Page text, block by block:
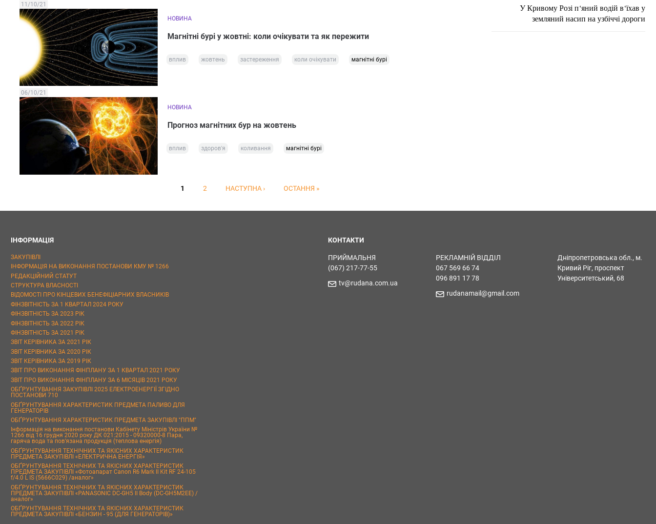
11/10/21
НОВИНА
Магнітні бурі у жовтні: коли очікувати та як пережити
вплив жовтень застереження коли очікувати магнітні бурі
06/10/21
НОВИНА
Прогноз магнітних бур на жовтень
вплив здоров'я коливання магнітні бурі
1 2 НАСТУПНА › ОСТАННЯ »
У Кривому Розі п‘яний водій в‘їхав у
земляний насип на узбіччі дороги
ІНФОРМАЦІЯ
ЗАКУПІВЛІ
ІНФОРМАЦІЯ НА ВИКОНАННЯ ПОСТАНОВИ КМУ № 1266
РЕДАКЦІЙНИЙ СТАТУТ
СТРУКТУРА ВЛАСНОСТІ
ВІДОМОСТІ ПРО КІНЦЕВИХ БЕНЕФІЦІАРНИХ ВЛАСНИКІВ
ФІНЗВІТНІСТЬ ЗА 1 КВАРТАЛ 2024 РОКУ
ФІНЗВІТНІСТЬ ЗА 2023 РІК
ФІНЗВІТНІСТЬ ЗА 2022 РІК
ФІНЗВІТНІСТЬ ЗА 2021 РІК
ЗВІТ КЕРІВНИКА ЗА 2021 РІК
ЗВІТ КЕРІВНИКА ЗА 2020 РІК
ЗВІТ КЕРІВНИКА ЗА 2019 РІК
ЗВІТ ПРО ВИКОНАННЯ ФІНПЛАНУ ЗА 1 КВАРТАЛ 2021 РОКУ
ЗВІТ ПРО ВИКОНАННЯ ФІНПЛАНУ ЗА 6 МІСЯЦІВ 2021 РОКУ
ОБҐРУНТУВАННЯ ЗАКУПІВЛІ 2025 ЕЛЕКТРОЕНЕРГІЇ ЗГІДНО
ПОСТАНОВИ 710
ОБҐРУНТУВАННЯ ХАРАКТЕРИСТИК ПРЕДМЕТА ПАЛИВО ДЛЯ
ГЕНЕРАТОРІВ
ОБҐРУНТУВАННЯ ХАРАКТЕРИСТИК ПРЕДМЕТА ЗАКУПІВЛІ "ППМ"
Інформація на виконання постанови Кабінету Міністрів України №
1266 від 16 грудня 2020 року ДК 021:2015 - 09320000-8 Пара,
гаряча вода та пов’язана продукція (теплова енергія)
ОБҐРУНТУВАННЯ ТЕХНІЧНИХ ТА ЯКІСНИХ ХАРАКТЕРИСТИК
ПРЕДМЕТА ЗАКУПІВЛІ «ЕЛЕКТРИЧНА ЕНЕРГІЯ»
ОБҐРУНТУВАННЯ ТЕХНІЧНИХ ТА ЯКІСНИХ ХАРАКТЕРИСТИК
ПРЕДМЕТА ЗАКУПІВЛІ «Фотоапарат Canon R6 Mark II Kit RF 24-105
f/4.0 L IS (5666C029) /аналог»
ОБҐРУНТУВАННЯ ТЕХНІЧНИХ ТА ЯКІСНИХ ХАРАКТЕРИСТИК
ПРЕДМЕТА ЗАКУПІВЛІ «PANASONIC DC-GH5 II Body (DC-GH5M2EE) /
аналог»
ОБҐРУНТУВАННЯ ТЕХНІЧНИХ ТА ЯКІСНИХ ХАРАКТЕРИСТИК
ПРЕДМЕТА ЗАКУПІВЛІ «БЕНЗИН - 95 (ДЛЯ ГЕНЕРАТОРІВ)»
КОНТАКТИ
ПРИЙМАЛЬНЯ
(067) 217-77-55
tv@rudana.com.ua
РЕКЛАМНІЙ ВІДДІЛ
067 569 66 74
096 891 17 78
rudanamail@gmail.com
Дніпропетровська обл., м.
Кривий Ріг, проспект
Університетський, 68